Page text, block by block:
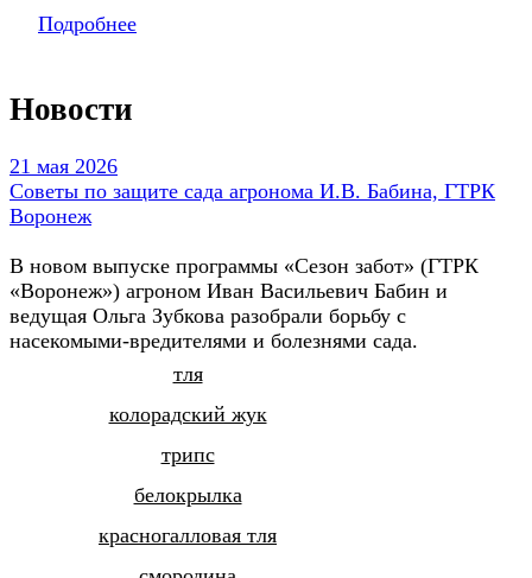
Подробнее
Новости
21 мая 2026
Советы по защите сада агронома И.В. Бабина, ГТРК
Воронеж
В новом выпуске программы «Сезон забот» (ГТРК
«Воронеж») агроном Иван Васильевич Бабин и
ведущая Ольга Зубкова разобрали борьбу с
насекомыми-вредителями и болезнями сада.
тля
колорадский жук
трипс
белокрылка
красногалловая тля